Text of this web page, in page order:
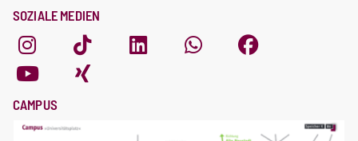
SOZIALE MEDIEN
CAMPUS